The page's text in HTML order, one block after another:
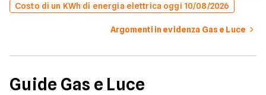
Costo di un KWh di energia elettrica oggi 10/08/2026
Argomenti in evidenza Gas e Luce
Guide Gas e Luce